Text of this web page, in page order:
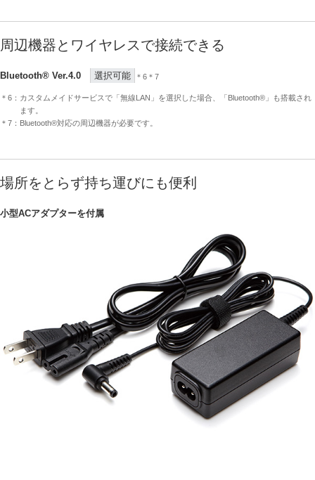
周辺機器とワイヤレスで接続できる
Bluetooth® Ver.4.0 選択可能 ＊6＊7
＊6：カスタムメイドサービスで「無線LAN」を選択した場合、「Bluetooth®」も搭載され
ます。
＊7：Bluetooth®対応の周辺機器が必要です。
場所をとらず持ち運びにも便利
小型ACアダプターを付属